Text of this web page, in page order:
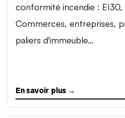
conformité incendie : EI30,
Commerces, entreprises,
paliers d'immeuble...
En savoir plus →